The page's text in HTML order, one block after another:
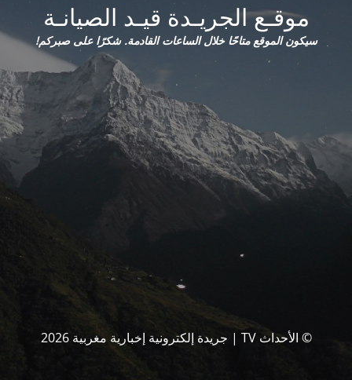
موقـع الجريـدة قيـد الصيانـة
سيكون الموقع متاحًا خلال الساعات القادمة. شكرًا على صبركم!
© الأحداث TV | جريدة إلكترونية إخبارية مغربية 2026